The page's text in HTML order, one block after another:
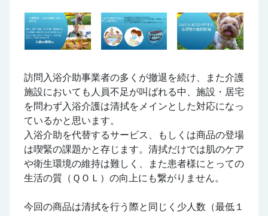
訪問入浴介助事業者の多くが撤退を続け、また介護
施設においても人員不足が叫ばれる中、施設・居宅
を問わず入浴介護は清拭をメインとした対応になっ
ているかと思います。
入浴介助を代替するサービス、もしくは商品の登場
は喫緊の課題かと存じます。清拭だけでは肌のケア
や衛生環境の維持は難しく、また患者様にとっての
生活の質（ＱＯＬ）の向上にも繋がりません。
今回の商品は清拭を行う際と同じく少人数（最低１